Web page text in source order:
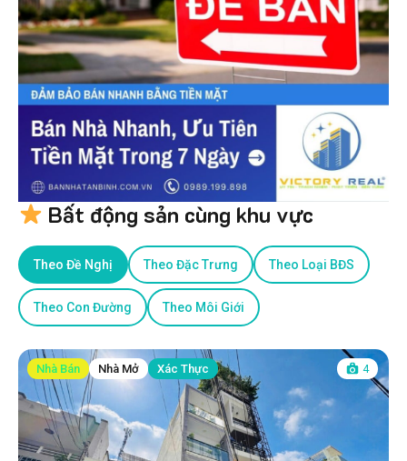
Bất động sản cùng khu vực
Theo Đề Nghị Theo Đặc Trưng Theo Loại BĐS
Theo Con Đường Theo Môi Giới
Nhà Bán Nhà Mở Xác Thực 4